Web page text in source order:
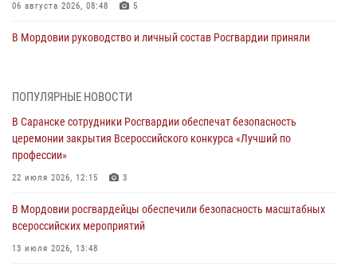
06 августа 2026, 08:48 5
В Мордовии руководство и личный состав Росгвардии приняли
06 августа 2026, 08:14 9
В Саранске сотрудники Росгвардии задержали дебошира,
повредившего имущество в кафе
06 августа 2026, 07:03
незамедлительно
05 августа 2026, 15:04
ПОПУЛЯРНЫЕ НОВОСТИ
В Саранске сотрудники Росгвардии обеспечат безопасность
церемонии закрытия Всероссийского конкурса «Лучший по
профессии»
22 июля 2026, 12:15 3
В Мордовии росгвардейцы обеспечили безопасность масштабных
всероссийских мероприятий
13 июля 2026, 13:48